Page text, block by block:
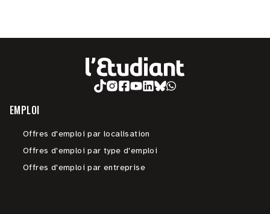
EMPLOI
Offres d'emploi par localisation
Offres d'emploi par type d'emploi
Offres d'emploi par entreprise